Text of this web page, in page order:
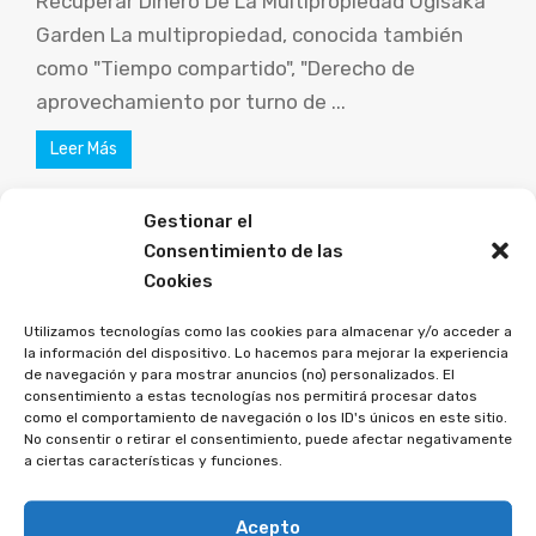
Gestionar el
Consentimiento de las
Cookies
Utilizamos tecnologías como las cookies para almacenar y/o acceder a
la información del dispositivo. Lo hacemos para mejorar la experiencia
de navegación y para mostrar anuncios (no) personalizados. El
consentimiento a estas tecnologías nos permitirá procesar datos
como el comportamiento de navegación o los ID's únicos en este sitio.
No consentir o retirar el consentimiento, puede afectar negativamente
a ciertas características y funciones.
Acepto
Garden La multipropiedad, conocida también
como "Tiempo compartido", "Derecho de
aprovechamiento por turno de ...
Leer Más